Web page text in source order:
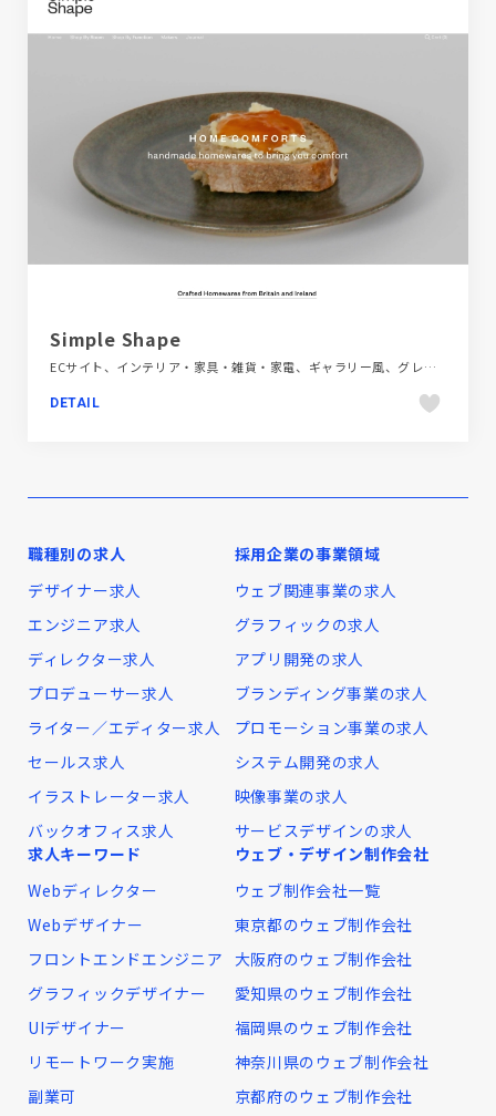
Simple Shape
ECサイト、インテリア・家具・雑貨・家電、ギャラリー風、グレー系、シンプル、スタイリッシュ、ナチュラル、フラットデザイン、ホワイト系、大きめ写真、海外サイト、飲料・食品
DETAIL
職種別の求人
デザイナー求人
エンジニア求人
ディレクター求人
プロデューサー求人
ライター／エディター求人
セールス求人
イラストレーター求人
バックオフィス求人
採用企業の事業領域
ウェブ関連事業の求人
グラフィックの求人
アプリ開発の求人
ブランディング事業の求人
プロモーション事業の求人
システム開発の求人
映像事業の求人
サービスデザインの求人
求人キーワード
Webディレクター
Webデザイナー
フロントエンドエンジニア
グラフィックデザイナー
UIデザイナー
リモートワーク実施
副業可
ウェブ・デザイン制作会社
ウェブ制作会社一覧
東京都のウェブ制作会社
大阪府のウェブ制作会社
愛知県のウェブ制作会社
福岡県のウェブ制作会社
神奈川県のウェブ制作会社
京都府のウェブ制作会社